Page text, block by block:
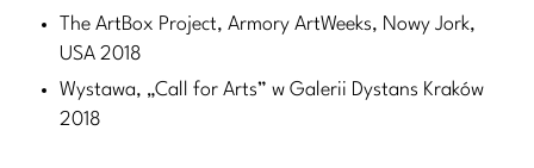
The ArtBox Project, Armory ArtWeeks, Nowy Jork,
USA 2018
Wystawa, „Call for Arts” w Galerii Dystans Kraków
2018